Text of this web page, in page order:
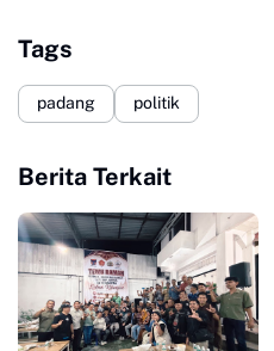
Tags
padang politik
Berita Terkait